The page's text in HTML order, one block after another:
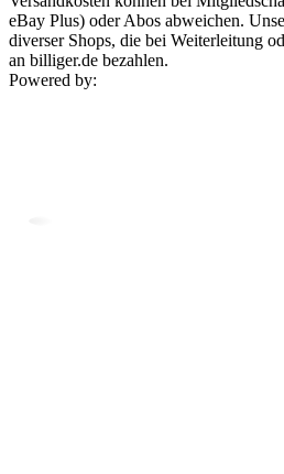
eBay Plus) oder Abos abweichen.
diverser Shops, die bei Weiterleitung
an billiger.de bezahlen.
Powered by: